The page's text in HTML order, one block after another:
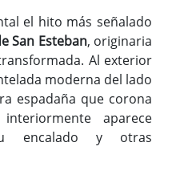
el hito más señalado
San Esteban, originaria
Al exterior
moderna del lado
espadaña que corona
aparece
encalado y otras